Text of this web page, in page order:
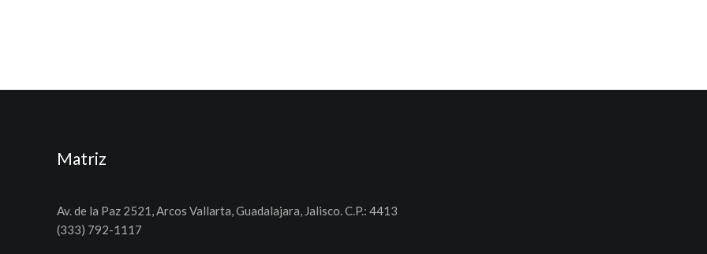
Matriz
Av. de la Paz 2521, Arcos Vallarta, Guadalajara, Jalisco. C.P.: 4413
(333) 792-1117